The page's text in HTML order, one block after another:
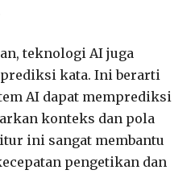
teknologi AI juga
kata. Ini berarti
AI dapat memprediksi
konteks dan pola
ini sangat membantu
pengetikan dan